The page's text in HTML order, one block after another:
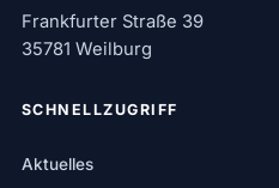
Frankfurter Straße 39
35781 Weilburg
SCHNELLZUGRIFF
Aktuelles